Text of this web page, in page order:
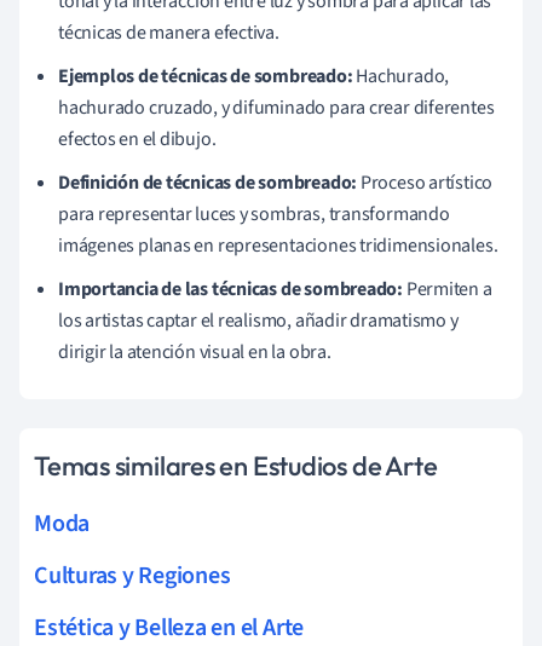
técnicas de manera efectiva.
Ejemplos de técnicas de sombreado:Hachurado,
hachurado cruzado, y difuminado para crear diferentes
efectos en el dibujo.
Definición de técnicas de sombreado: Proceso artístico
para representar luces y sombras, transformando
imágenes planas en representaciones tridimensionales.
Importancia de las técnicas de sombreado: Permiten a
los artistas captar el realismo, añadir dramatismo y
dirigir la atención visual en la obra.
Temas similares en Estudios de Arte
Moda
Culturas y Regiones
Estética y Belleza en el Arte